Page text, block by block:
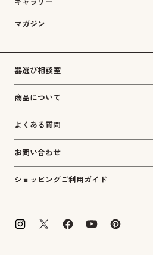
ギャラリー
マガジン
器選び相談室
商品について
よくある質問
お問い合わせ
ショッピングご利用ガイド